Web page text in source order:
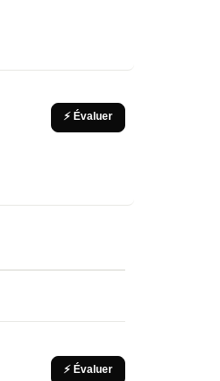
⚡ Évaluer
⚡ Évaluer